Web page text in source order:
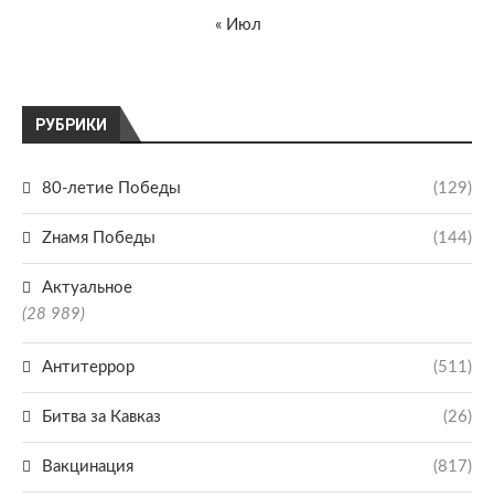
РУБРИКИ
80-летие Победы (129)
Zнамя Победы (144)
Актуальное
(28 989)
Антитеррор (511)
Битва за Кавказ (26)
Вакцинация (817)
« Июл